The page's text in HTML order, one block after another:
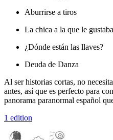
Aburrirse a tiros
La chica a la que le
¿Dónde están las llaves?
Deuda de Danza
Al ser historias cortas, no
antes, así que es perfecto para
panorama paranormal español
1 edition